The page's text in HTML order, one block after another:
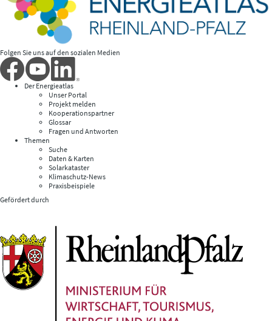
Folgen Sie uns auf den sozialen Medien
Der Energieatlas
Unser Portal
Projekt melden
Kooperationspartner
Glossar
Fragen und Antworten
Themen
Suche
Daten & Karten
Solarkataster
Klimaschutz-News
Praxisbeispiele
Gefördert durch